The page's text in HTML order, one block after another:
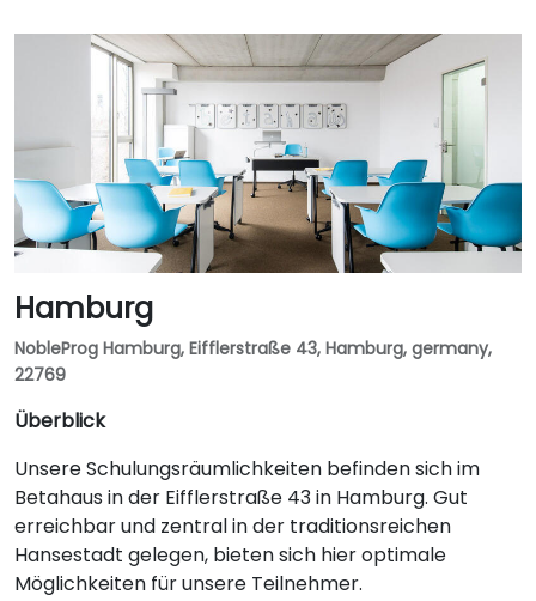
Hamburg
NobleProg Hamburg, Eifflerstraße 43, Hamburg, germany,
22769
Überblick
Unsere Schulungsräumlichkeiten befinden sich im
Betahaus in der Eifflerstraße 43 in Hamburg. Gut
erreichbar und zentral in der traditionsreichen
Hansestadt gelegen, bieten sich hier optimale
Möglichkeiten für unsere Teilnehmer.